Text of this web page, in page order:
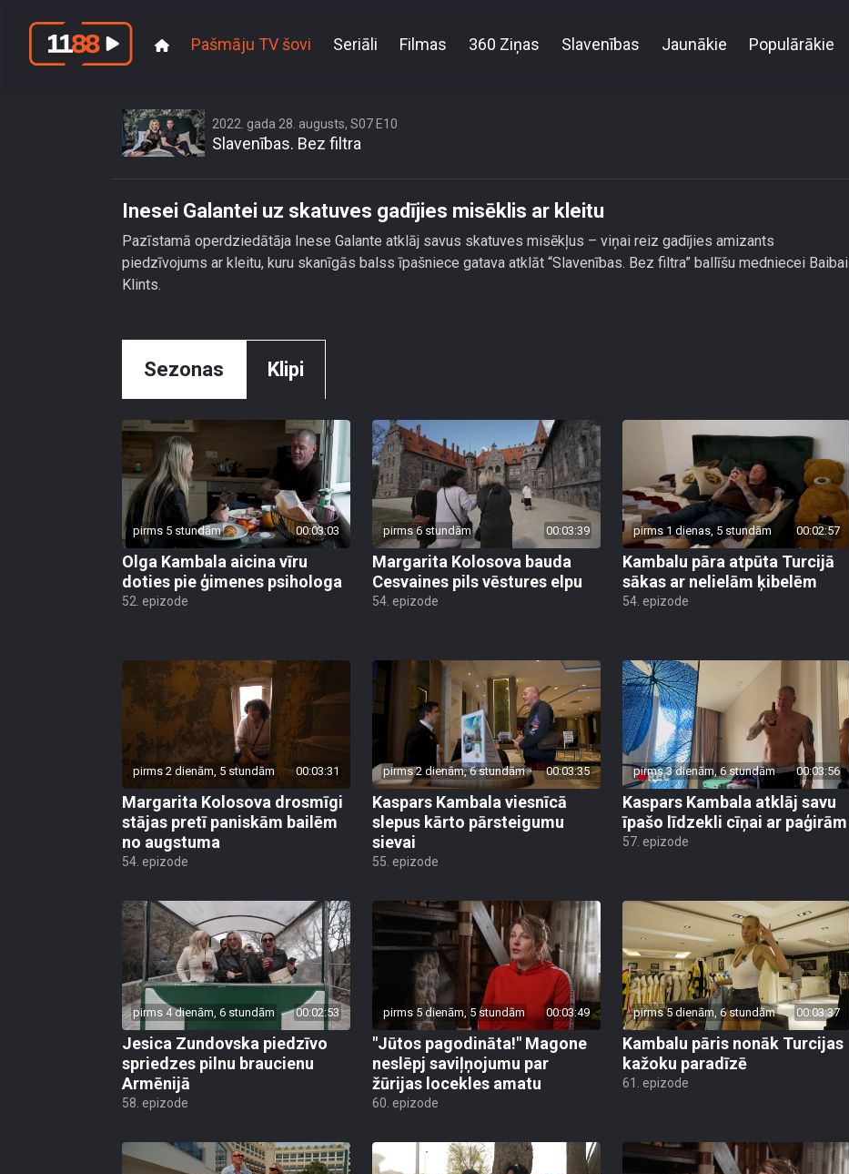
Pašmāju TV šovi Seriāli Filmas 360 Ziņas Slavenības Jaunākie Populārākie
2022. gada 28. augusts, S07 E10
Slavenības. Bez filtra
Inesei Galantei uz skatuves gadījies misēklis ar kleitu
Pazīstamā operdziedātāja Inese Galante atklāj savus skatuves misēkļus – viņai reiz gadījies amizants
piedzīvojums ar kleitu, kuru skanīgās balss īpašniece gatava atklāt “Slavenības. Bez filtra” ballīšu medniecei Baibai
Klints.
Sezonas Klipi
pirms 5 stundām 00:03:03
Olga Kambala aicina vīru
doties pie ģimenes psihologa
52. epizode
pirms 6 stundām 00:03:39
Margarita Kolosova bauda
Cesvaines pils vēstures elpu
54. epizode
pirms 1 dienas, 5 stundām 00:02:57
Kambalu pāra atpūta Turcijā
sākas ar nelielām ķibelēm
54. epizode
pirms 2 dienām, 5 stundām 00:03:31
Margarita Kolosova drosmīgi
stājas pretī paniskām bailēm
no augstuma
54. epizode
pirms 2 dienām, 6 stundām 00:03:35
Kaspars Kambala viesnīcā
slepus kārto pārsteigumu
sievai
55. epizode
pirms 3 dienām, 6 stundām 00:03:56
Kaspars Kambala atklāj savu
īpašo līdzekli cīņai ar paģirām
57. epizode
pirms 4 dienām, 6 stundām 00:02:53
Jesica Zundovska piedzīvo
spriedzes pilnu braucienu
Armēnijā
58. epizode
pirms 5 dienām, 5 stundām 00:03:49
"Jūtos pagodināta!" Magone
neslēpj saviļņojumu par
žūrijas locekles amatu
60. epizode
pirms 5 dienām, 6 stundām 00:03:37
Kambalu pāris nonāk Turcijas
kažoku paradīzē
61. epizode